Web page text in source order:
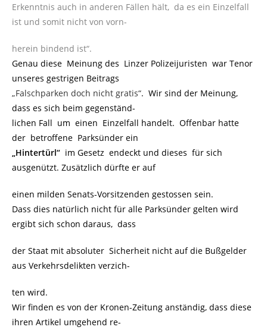
Erkenntnis auch in anderen Fällen hält, da es ein Einzelfall
ist und somit nicht von vorn-
herein bindend ist“.
Genau diese Meinung des Linzer Polizeijuristen war Tenor
unseres gestrigen Beitrags
„Falschparken doch nicht gratis“. Wir sind der Meinung,
dass es sich beim gegenständ-
lichen Fall um einen Einzelfall handelt. Offenbar hatte
der betroffene Parksünder ein
„Hintertürl“ im Gesetz endeckt und dieses für sich
ausgenützt. Zusätzlich dürfte er auf
einen milden Senats-Vorsitzenden gestossen sein.
Dass dies natürlich nicht für alle Parksünder gelten wird
ergibt sich schon daraus, dass
der Staat mit absoluter Sicherheit nicht auf die Bußgelder
aus Verkehrsdelikten verzich-
ten wird.
Wir finden es von der Kronen-Zeitung anständig, dass diese
ihren Artikel umgehend re-